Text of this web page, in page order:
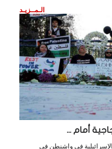
الـمــزيـد
أمام ...
في واشنطن في